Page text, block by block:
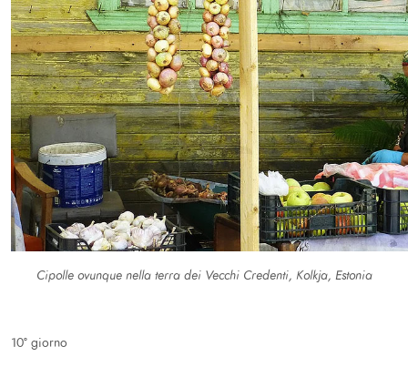
Cipolle ovunque nella terra dei Vecchi Credenti, Kolkja, Estonia
10° giorno